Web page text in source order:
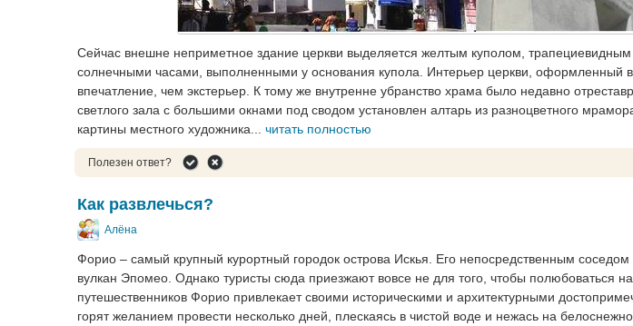
Сейчас внешне неприметное здание церкви выделяется желтым куполом,
солнечными часами, выполненными у основания купола. Интерьер церкви, оформленный
впечатление, чем экстерьер. К тому же внутренне убранство храма было недавно
светлого зала с большими окнами под сводом установлен алтарь из разноцветного
картины местного художника... читать полностью
Полезен ответ?
Как развлечься?
Алёна
Форио – самый крупный курортный городок острова Искья. Его непосредственным
вулкан Эпомео. Однако туристы сюда приезжают вовсе не для того, чтобы полюбоваться
путешественников Форио привлекает своими историческими и архитектурными
горят желанием провести несколько дней, плескаясь в чистой воде и нежась на